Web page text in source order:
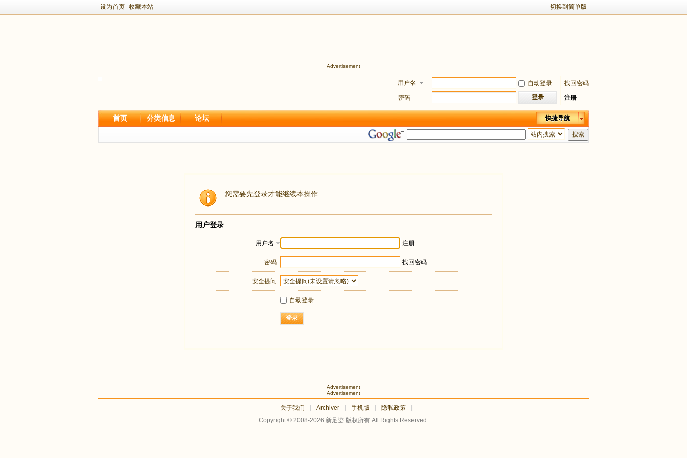
设为首页 收藏本站 切换到简单版
Advertisement
用户名 自动登录
找回密码
密码
登录 注册
快捷导航
首页 分类信息 论坛
搜索
您需要先登录才能继续本操作
用户登录
用户名 注册
密码: 找回密码
安全提问:
自动登录
登录
Advertisement
Advertisement
关于我们 Archiver 手机版 隐私政策
Copyright © 2008-2026 新足迹 版权所有 All Rights Reserved.